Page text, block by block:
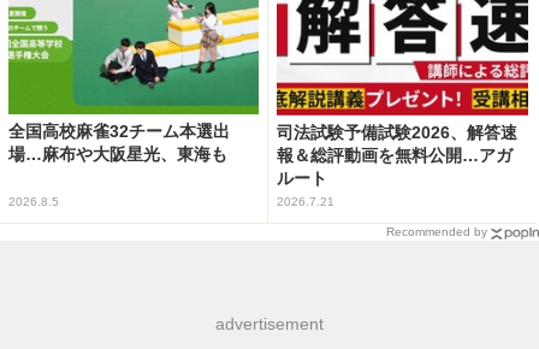
全国高校麻雀32チーム本選出
場…麻布や大阪星光、東海も
2026.8.5
司法試験予備試験2026、解答速
報＆総評動画を無料公開…アガ
ルート
2026.7.21
Recommended by
advertisement